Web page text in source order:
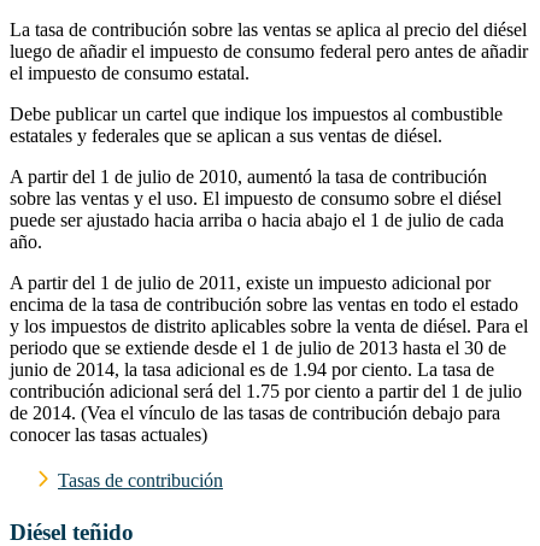
La tasa de contribución sobre las ventas se aplica al precio del diésel
luego de añadir el impuesto de consumo federal pero antes de añadir
el impuesto de consumo estatal.
Debe publicar un cartel que indique los impuestos al combustible
estatales y federales que se aplican a sus ventas de diésel.
A partir del 1 de julio de 2010, aumentó la tasa de contribución
sobre las ventas y el uso. El impuesto de consumo sobre el diésel
puede ser ajustado hacia arriba o hacia abajo el 1 de julio de cada
año.
A partir del 1 de julio de 2011, existe un impuesto adicional por
encima de la tasa de contribución sobre las ventas en todo el estado
y los impuestos de distrito aplicables sobre la venta de diésel. Para el
periodo que se extiende desde el 1 de julio de 2013 hasta el 30 de
junio de 2014, la tasa adicional es de 1.94 por ciento. La tasa de
contribución adicional será del 1.75 por ciento a partir del 1 de julio
de 2014. (Vea el vínculo de las tasas de contribución debajo para
conocer las tasas actuales)
Tasas de contribución
Diésel teñido